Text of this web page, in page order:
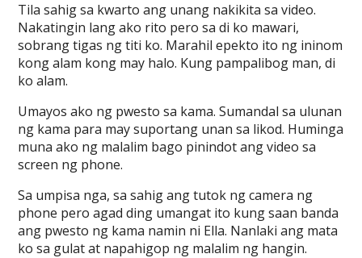
Tila sahig sa kwarto ang unang nakikita sa video.
Nakatingin lang ako rito pero sa di ko mawari,
sobrang tigas ng titi ko. Marahil epekto ito ng ininom
kong alam kong may halo. Kung pampalibog man, di
ko alam.
Umayos ako ng pwesto sa kama. Sumandal sa ulunan
ng kama para may suportang unan sa likod. Huminga
muna ako ng malalim bago pinindot ang video sa
screen ng phone.
Sa umpisa nga, sa sahig ang tutok ng camera ng
phone pero agad ding umangat ito kung saan banda
ang pwesto ng kama namin ni Ella. Nanlaki ang mata
ko sa gulat at napahigop ng malalim ng hangin.